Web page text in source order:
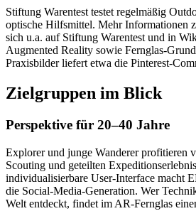
Stiftung Warentest testet regelmäßig
optische Hilfsmittel. Mehr Informationen
sich u.a. auf Stiftung Warentest und in
Augmented Reality sowie Fernglas-
Praxisbilder liefert etwa die Pinterest-
Zielgruppen im Blick
Perspektive für 20–40 Jahre
Explorer und junge Wanderer profitieren
Scouting und geteilten
individualisierbare User-Interface macht
die Social-Media-Generation. Wer
Welt entdeckt, findet im AR-Fernglas